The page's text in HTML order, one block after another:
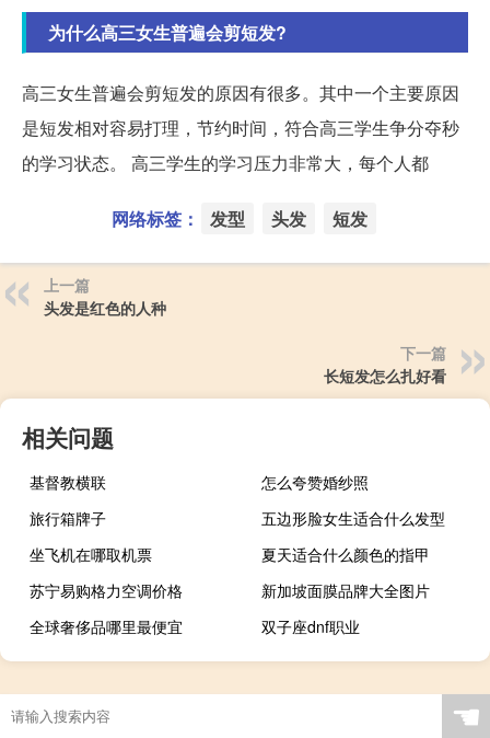
为什么高三女生普遍会剪短发?
高三女生普遍会剪短发的原因有很多。其中一个主要原因
是短发相对容易打理，节约时间，符合高三学生争分夺秒
的学习状态。 高三学生的学习压力非常大，每个人都
网络标签： 发型 头发 短发
上一篇
头发是红色的人种
下一篇
长短发怎么扎好看
相关问题
基督教横联
怎么夸赞婚纱照
旅行箱牌子
五边形脸女生适合什么发型
坐飞机在哪取机票
夏天适合什么颜色的指甲
苏宁易购格力空调价格
新加坡面膜品牌大全图片
全球奢侈品哪里最便宜
双子座dnf职业
☚